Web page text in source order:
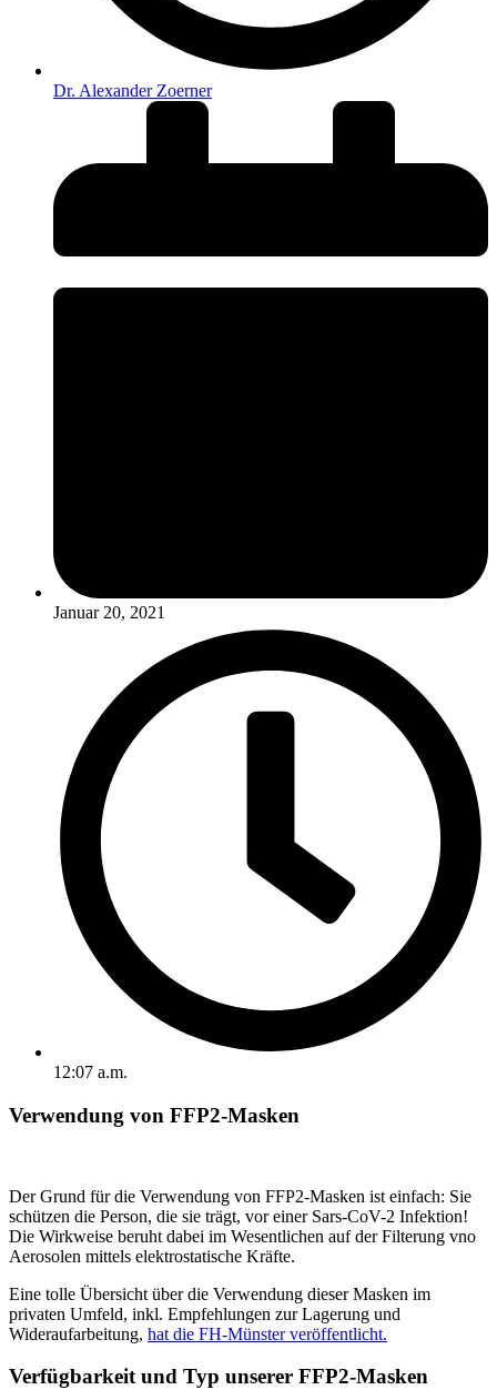
Dr. Alexander Zoerner
Januar 20, 2021
12:07 a.m.
Verwendung von FFP2-Masken
Der Grund für die Verwendung von FFP2-Masken ist einfach: Sie
schützen die Person, die sie trägt, vor einer Sars-CoV-2 Infektion!
Die Wirkweise beruht dabei im Wesentlichen auf der Filterung vno
Aerosolen mittels elektrostatische Kräfte.
Eine tolle Übersicht über die Verwendung dieser Masken im
privaten Umfeld, inkl. Empfehlungen zur Lagerung und
Wideraufarbeitung, hat die FH-Münster veröffentlicht.
Verfügbarkeit und Typ unserer FFP2-Masken